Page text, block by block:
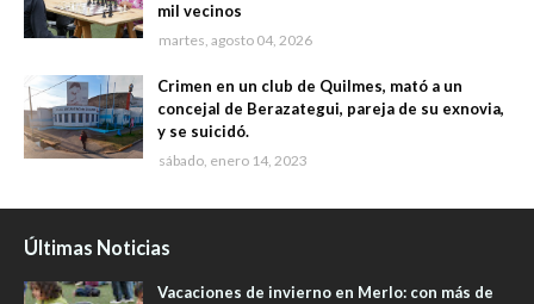
mil vecinos
martes, agosto 04, 2026
Crimen en un club de Quilmes, mató a un
concejal de Berazategui, pareja de su exnovia,
y se suicidó.
sábado, enero 14, 2023
Últimas Noticias
Vacaciones de invierno en Merlo: con más de